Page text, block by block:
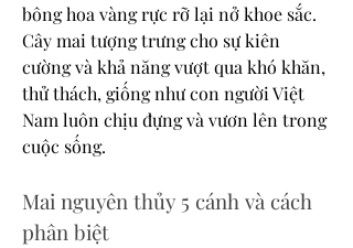
bông hoa vàng rực rỡ lại nở khoe sắc.
Cây mai tượng trưng cho sự kiên
cường và khả năng vượt qua khó khăn,
thử thách, giống như con người Việt
Nam luôn chịu đựng và vươn lên trong
cuộc sống.
Mai nguyên thủy 5 cánh và cách
phân biệt